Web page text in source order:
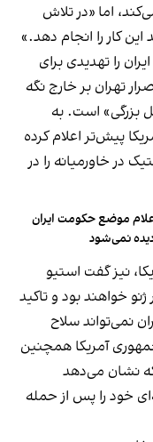
اما «در تلاش
کار را انجام دهد.»
را تهدیدی برای
تهران بر خارج نگه
بزرگی» است. به
پیش‌تر اعلام کرده
در خاورمیانه را در
موضع حکومت ایران
نمی‌شود
نیز گفت استیو
خواهند بود و تاکید
نمی‌تواند سلاح
آمریکا همچنین
که نشان می‌دهد
خود را پس از حمله